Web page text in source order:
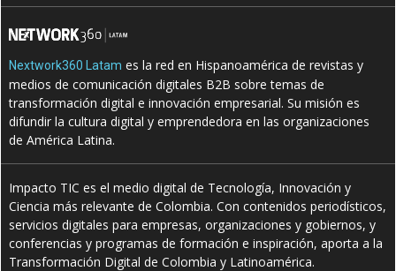
Nextwork360 Latam es la red en Hispanoamérica de revistas y
medios de comunicación digitales B2B sobre temas de
transformación digital e innovación empresarial. Su misión es
difundir la cultura digital y emprendedora en las organizaciones
de América Latina.
Impacto TIC es el medio digital de Tecnología, Innovación y
Ciencia más relevante de Colombia. Con contenidos periodísticos,
servicios digitales para empresas, organizaciones y gobiernos, y
conferencias y programas de formación e inspiración, aporta a la
Transformación Digital de Colombia y Latinoamérica.